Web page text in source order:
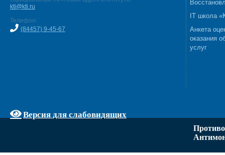
kti@kti.ru
Телефон:
(84457) 9-45-67
Версия для слабовидящих
IT школа
Анкета
оказания
услуг